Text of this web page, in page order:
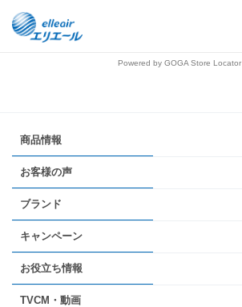
Powered by GOGA Store Locator
商品情報
お客様の声
ブランド
キャンペーン
お役立ち情報
TVCM・動画